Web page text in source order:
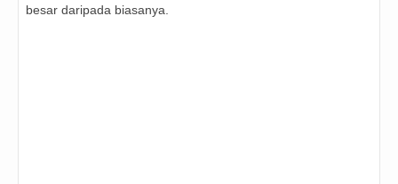
besar daripada biasanya.